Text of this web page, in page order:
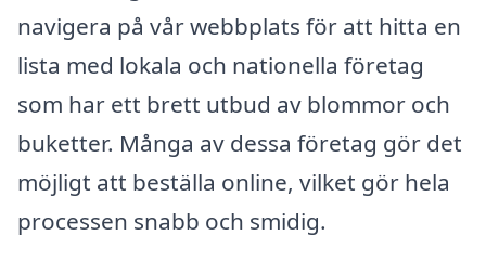
navigera på vår webbplats för att hitta en
lista med lokala och nationella företag
som har ett brett utbud av blommor och
buketter. Många av dessa företag gör det
möjligt att beställa online, vilket gör hela
processen snabb och smidig.